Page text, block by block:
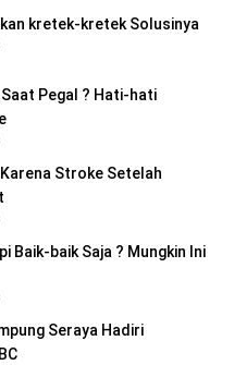
kretek-kretek Solusinya
Pegal ? Hati-hati
Stroke Setelah
Baik-baik Saja ? Mungkin Ini
Seraya Hadiri